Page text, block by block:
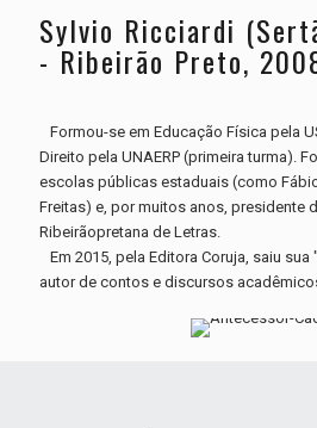
Sylvio Ricciardi
- Ribeirão Preto,
Formou-se em Educação Física pela
Direito pela UNAERP (primeira turma).
escolas públicas estaduais (como
Freitas) e, por muitos anos, presidente
Ribeirãopretana de Letras.
Em 2015, pela Editora Coruja, saiu sua "
autor de contos e discursos